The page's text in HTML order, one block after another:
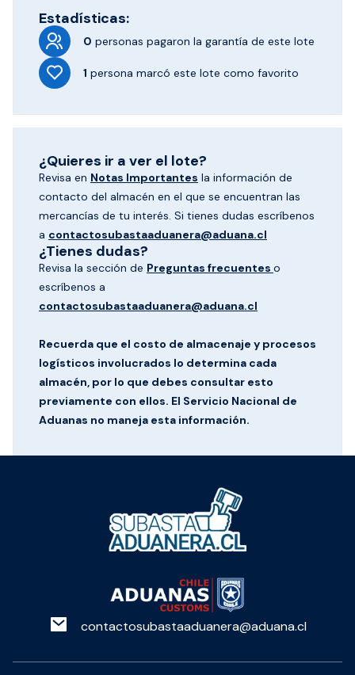
Estadísticas:
0 personas pagaron la garantía de este lote
1 persona marcó este lote como favorito
¿Quieres ir a ver el lote?
Revisa en Notas Importantes la información de
contacto del almacén en el que se encuentran las
mercancías de tu interés. Si tienes dudas escríbenos
a contactosubastaaduanera@aduana.cl
¿Tienes dudas?
Revisa la sección de Preguntas frecuentes o
escríbenos a
contactosubastaaduanera@aduana.cl
Recuerda que el costo de almacenaje y procesos
logísticos involucrados lo determina cada
almacén, por lo que debes consultar esto
previamente con ellos. El Servicio Nacional de
Aduanas no maneja esta información.
contactosubastaaduanera@aduana.cl